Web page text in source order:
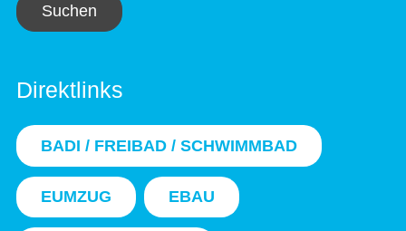
Direktlinks
BADI / FREIBAD / SCHWIMMBAD
EUMZUG EBAU
Suchen